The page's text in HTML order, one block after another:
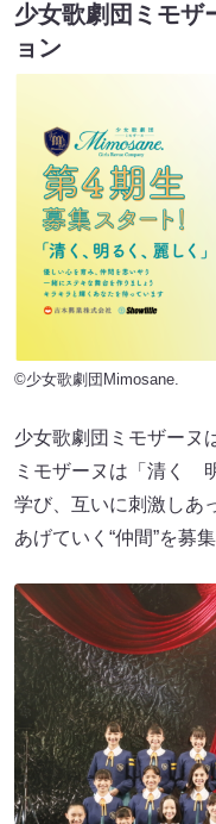
少女歌劇団ミモ
ョン
©少女歌劇団Mimosane.
少女歌劇団ミモザーヌ
ミモザーヌは「清く
学び、互いに刺激しあ
あげていく“仲間”を募集